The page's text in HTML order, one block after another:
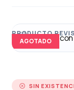
AGOTADO
SIN